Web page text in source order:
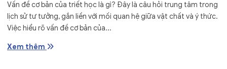
Vấn đề cơ bản của triết học là gì? Đây là câu hỏi trung tâm trong
lịch sử tư tưởng, gắn liền với mối quan hệ giữa vật chất và ý thức.
Việc hiểu rõ vấn đề cơ bản của...
Xem thêm